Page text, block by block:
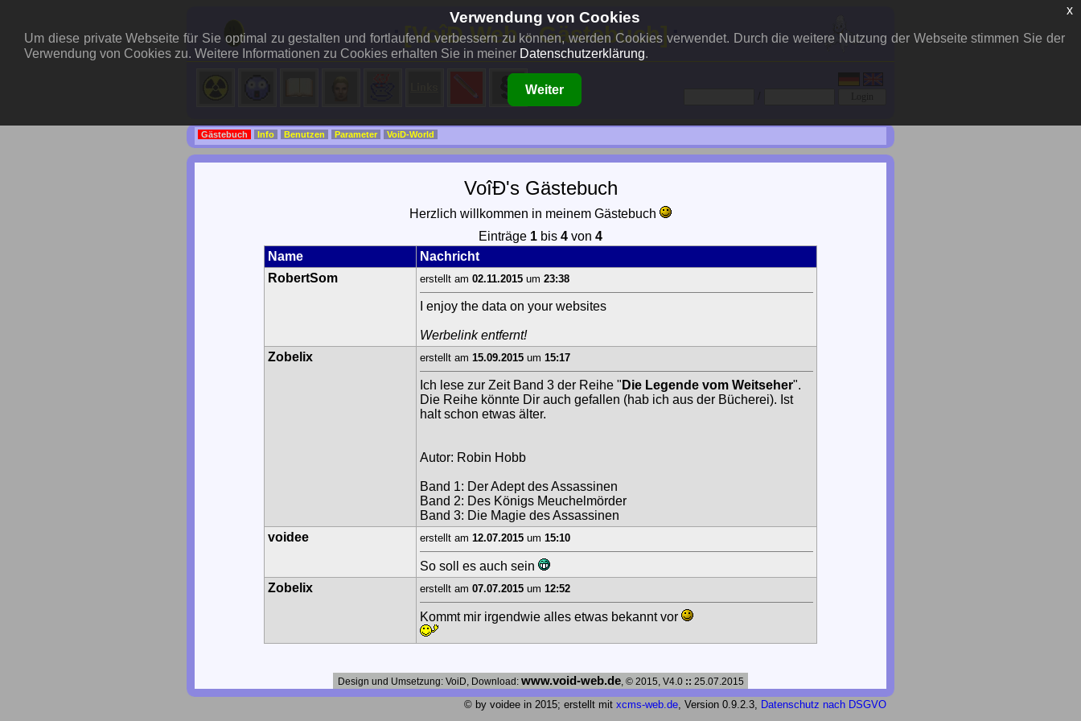
..:[VoîÐ Web - Gästebuch]:..
Gästebuch Info Benutzen Parameter VoiD-World
VoîÐ's Gästebuch
Herzlich willkommen in meinem Gästebuch
Einträge 1 bis 4 von 4
Name
Nachricht
RobertSom
erstellt am 02.11.2015 um 23:38
I enjoy the data on your websites
Werbelink entfernt!
Zobelix
erstellt am 15.09.2015 um 15:17
Ich lese zur Zeit Band 3 der Reihe " Die Legende vom Weitseher".
Die Reihe könnte Dir auch gefallen (hab ich aus der Bücherei). Ist
halt schon etwas älter.
Autor: Robin Hobb
Band 1: Der Adept des Assassinen
Band 2: Des Königs Meuchelmörder
Band 3: Die Magie des Assassinen
voidee
erstellt am 12.07.2015 um 15:10
So soll es auch sein
Zobelix
erstellt am 07.07.2015 um 12:52
Kommt mir irgendwie alles etwas bekannt vor
Design und Umsetzung: VoiD, Download: www.void-web.de, © 2015, V4.0 :: 25.07.2015
© by voidee in 2015; erstellt mit xcms-web.de, Version 0.9.2.3, Datenschutz nach DSGVO
Verwendung von Cookies
Um diese private Webseite für Sie optimal zu gestalten und fortlaufend verbessern zu können, werden Cookies verwendet. Durch die weitere Nutzung der Webseite stimmen Sie der
Verwendung von Cookies zu. Weitere Informationen zu Cookies erhalten Sie in meiner Datenschutzerklärung.
Weiter
x